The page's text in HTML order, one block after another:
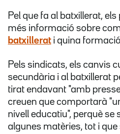
Pel que fa al batxillerat,
més informació sobre
batxillerat i quina
Pels sindicats, els canvis
secundària i al batxillerat
tirat endavant "amb
creuen que comportarà
nivell educatiu", perquè
algunes matèries, tot i